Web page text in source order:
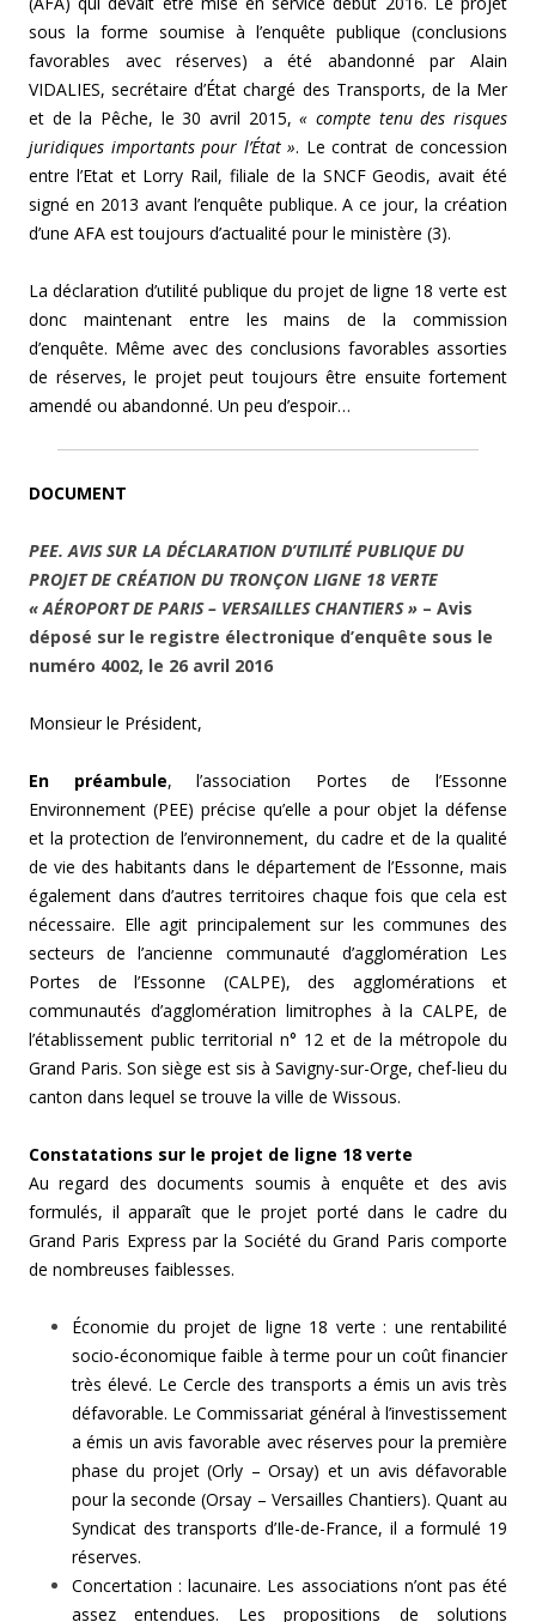
sous la forme soumise à l’enquête publique (conclusions
favorables avec réserves) a été abandonné par Alain
VIDALIES, secrétaire d’État chargé des Transports, de la Mer
et de la Pêche, le 30 avril 2015,« compte tenu des risques
juridiques importants pour l’État ». Le contrat de concession
entre l’Etat et Lorry Rail, filiale de la SNCF Geodis, avait été
signé en 2013 avant l’enquête publique. A ce jour, la création
d’une AFA est toujours d’actualité pour le ministère (3).
La déclaration d’utilité publique du projet de ligne 18 verte est
donc maintenant entre les mains de la commission
d’enquête. Même avec des conclusions favorables assorties
de réserves, le projet peut toujours être ensuite fortement
amendé ou abandonné. Un peu d’espoir…
DOCUMENT
PEE. AVIS SUR LA DÉCLARATION D’UTILITÉ PUBLIQUE DU
PROJET DE CRÉATION DU TRONÇON LIGNE 18 VERTE
« AÉROPORT DE PARIS – VERSAILLES CHANTIERS » – Avis
déposé sur le registre électronique d’enquête sous le
numéro 4002, le 26 avril 2016
Monsieur le Président,
En préambule, l’association Portes de l’Essonne
Environnement (PEE) précise qu’elle a pour objet la défense
et la protection de l’environnement, du cadre et de la qualité
de vie des habitants dans le département de l’Essonne, mais
également dans d’autres territoires chaque fois que cela est
nécessaire. Elle agit principalement sur les communes des
secteurs de l’ancienne communauté d’agglomération Les
Portes de l’Essonne (CALPE), des agglomérations et
communautés d’agglomération limitrophes à la CALPE, de
l’établissement public territorial n° 12 et de la métropole du
Grand Paris. Son siège est sis à Savigny-sur-Orge, chef-lieu du
canton dans lequel se trouve la ville de Wissous.
Constatations sur le projet de ligne 18 verte
Au regard des documents soumis à enquête et des avis
formulés, il apparaît que le projet porté dans le cadre du
Grand Paris Express par la Société du Grand Paris comporte
de nombreuses faiblesses.
Économie du projet de ligne 18 verte : une rentabilité
socio-économique faible à terme pour un coût financier
très élevé. Le Cercle des transports a émis un avis très
défavorable. Le Commissariat général à l’investissement
a émis un avis favorable avec réserves pour la première
phase du projet (Orly – Orsay) et un avis défavorable
pour la seconde (Orsay – Versailles Chantiers). Quant au
Syndicat des transports d’Ile-de-France, il a formulé 19
réserves.
Concertation : lacunaire. Les associations n’ont pas été
assez entendues. Les propositions de solutions